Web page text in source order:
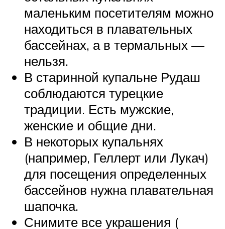
маленьким посетителям можно
находиться в плавательных
бассейнах, а в термальных —
нельзя.
В старинной купальне Рудаш
соблюдаются турецкие
традиции. Есть мужские,
женские и общие дни.
В некоторых купальнях
(например, Геллерт или Лукач)
для посещения определенных
бассейнов нужна плавательная
шапочка.
Снимите все украшения (